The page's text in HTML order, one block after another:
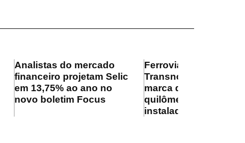
Analistas do mercado
financeiro projetam Selic
em 13,75% ao ano no
novo boletim Focus
Ferrovia
Transnordestina
marca de 100
quilômetros de trilhos
instalados